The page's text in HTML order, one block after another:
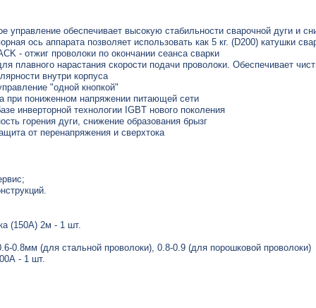
управление обеспечивает высокую стабильности сварочной дуги и
ось аппарата позволяет использовать как 5 кг. (D200) катушки
- отжиг проволоки по окончании сеанса сварки
плавного нарастания скорости подачи проволоки. Обеспечивает
внутри корпуса
"одной кнопкой"
при пониженном напряжении питающей сети
инверторной технологии IGBT нового поколения
горения дуги, снижение образования брызг
от перенапряжения и сверхтока
(150А) 2м - 1 шт.
0.8мм (для стальной проволоки), 0.8-0.9 (для порошковой проволоки)
- 1 шт.